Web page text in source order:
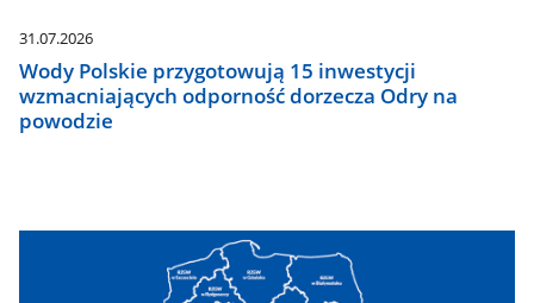
31.07.2026
Wody Polskie przygotowują 15 inwestycji
wzmacniających odporność dorzecza Odry na
powodzie